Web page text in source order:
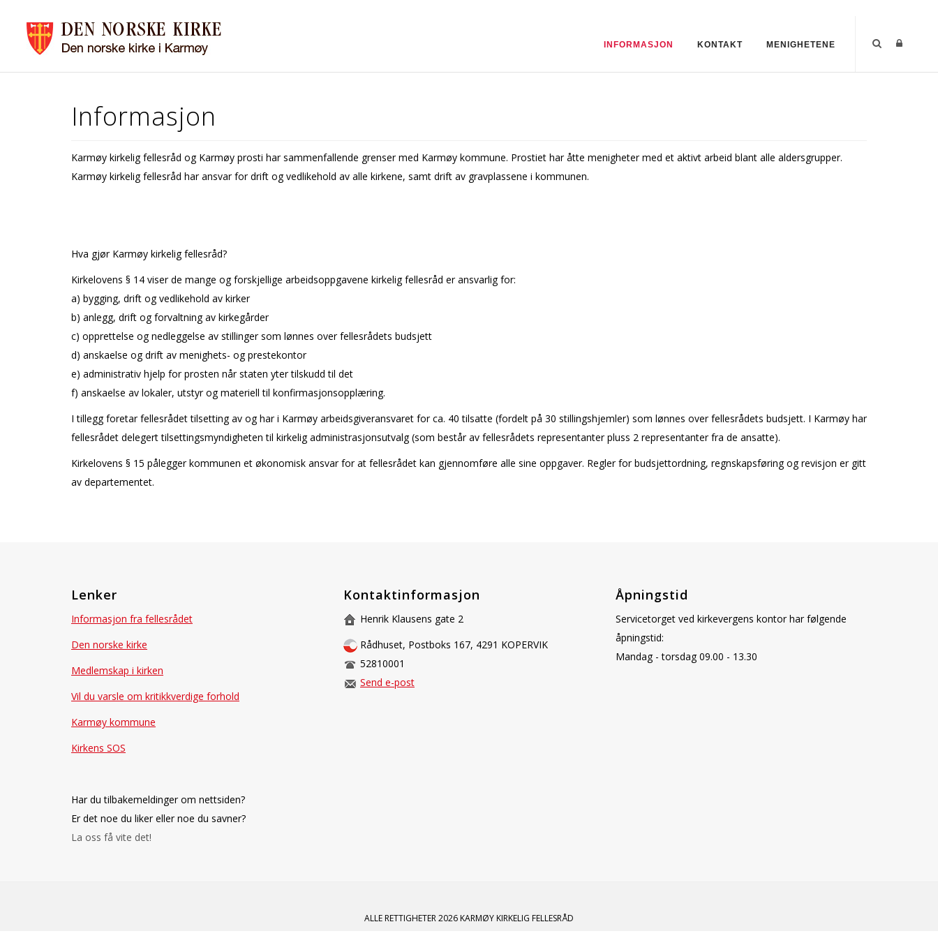
INFORMASJON KONTAKT MENIGHETENE
Informasjon
Karmøy kirkelig fellesråd og Karmøy prosti har sammenfallende grenser med Karmøy kommune. Prostiet har åtte menigheter med et aktivt arbeid blant alle aldersgrupper.
Karmøy kirkelig fellesråd har ansvar for drift og vedlikehold av alle kirkene, samt drift av gravplassene i kommunen.
Hva gjør Karmøy kirkelig fellesråd?
Kirkelovens § 14 viser de mange og forskjellige arbeidsoppgavene kirkelig fellesråd er ansvarlig for:
a) bygging, drift og vedlikehold av kirker
b) anlegg, drift og forvaltning av kirkegårder
c) opprettelse og nedleggelse av stillinger som lønnes over fellesrådets budsjett
d) anskaffelse og drift av menighets- og prestekontor
e) administrativ hjelp for prosten når staten yter tilskudd til det
f) anskaffelse av lokaler, utstyr og materiell til konfirmasjonsopplæring.
I tillegg foretar fellesrådet tilsetting av og har i Karmøy arbeidsgiveransvaret for ca. 40 tilsatte (fordelt på 30 stillingshjemler) som lønnes over fellesrådets budsjett. I Karmøy har
fellesrådet delegert tilsettingsmyndigheten til kirkelig administrasjonsutvalg (som består av fellesrådets representanter pluss 2 representanter fra de ansatte).
Kirkelovens § 15 pålegger kommunen et økonomisk ansvar for at fellesrådet kan gjennomføre alle sine oppgaver. Regler for budsjettordning, regnskapsføring og revisjon er gitt
av departementet.
Lenker
Informasjon fra fellesrådet
Den norske kirke
Medlemskap i kirken
Vil du varsle om kritikkverdige forhold
Karmøy kommune
Kirkens SOS
Kontaktinformasjon
Henrik Klausens gate 2
Rådhuset, Postboks 167, 4291 KOPERVIK
52810001
Send e-post
Åpningstid
Servicetorget ved kirkevergens kontor har følgende
åpningstid:
Mandag - torsdag 09.00 - 13.30
Har du tilbakemeldinger om nettsiden?
Er det noe du liker eller noe du savner?
La oss få vite det!
ALLE RETTIGHETER 2026 KARMØY KIRKELIG FELLESRÅD